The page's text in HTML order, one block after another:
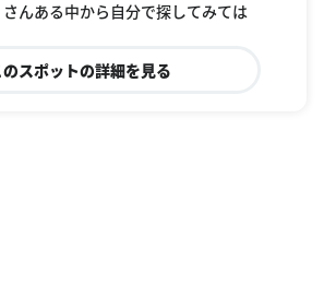
んある中から自分で探してみては
のスポットの詳細を見る